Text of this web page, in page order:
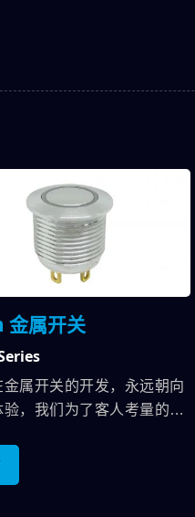
金属开关
金属开关的开发，永远朝向
验，我们为了客人考量的更
已经不容易使用，因
工学考量在开关设计上，
MPB系列